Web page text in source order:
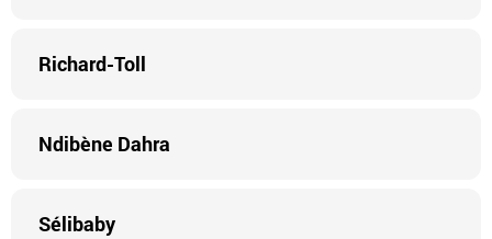
Richard-Toll
Ndibène Dahra
Sélibaby